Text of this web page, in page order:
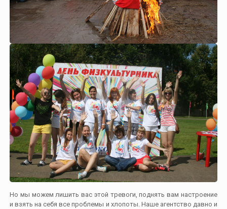
Но мы можем лишить вас этой тревоги, поднять вам настроение
и взять на себя все проблемы и хлопоты. Наше агентство давно и